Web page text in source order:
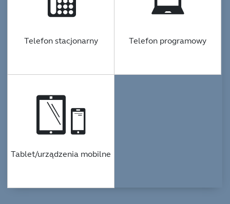
Telefon stacjonarny Telefon programowy
Tablet/urządzenia mobilne